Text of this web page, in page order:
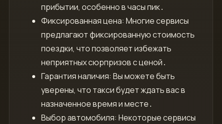
прибытии, особенно в часы пик․
Фиксированная цена: Многие сервисы
предлагают фиксированную стоимость
поездки, что позволяет избежать
неприятных сюрпризов с ценой․
Гарантия наличия: Вы можете быть
уверены, что такси будет ждать вас в
назначенное время и месте․
Выбор автомобиля: Некоторые сервисы